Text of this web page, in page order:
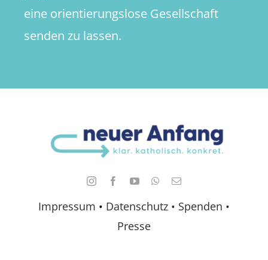
Impressum • Datenschutz • Spenden •
Presse
eine orientierungslose Gesellschaft
senden zu lassen.